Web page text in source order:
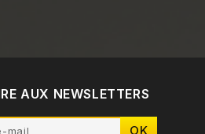
AUX NEWSLETTERS